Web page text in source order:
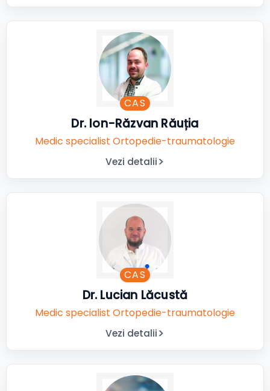
CAS
Dr. Ion-Răzvan Răuția
Medic specialist Ortopedie-traumatologie
Vezi detalii
CAS
Dr. Lucian Lăcustă
Medic specialist Ortopedie-traumatologie
Vezi detalii